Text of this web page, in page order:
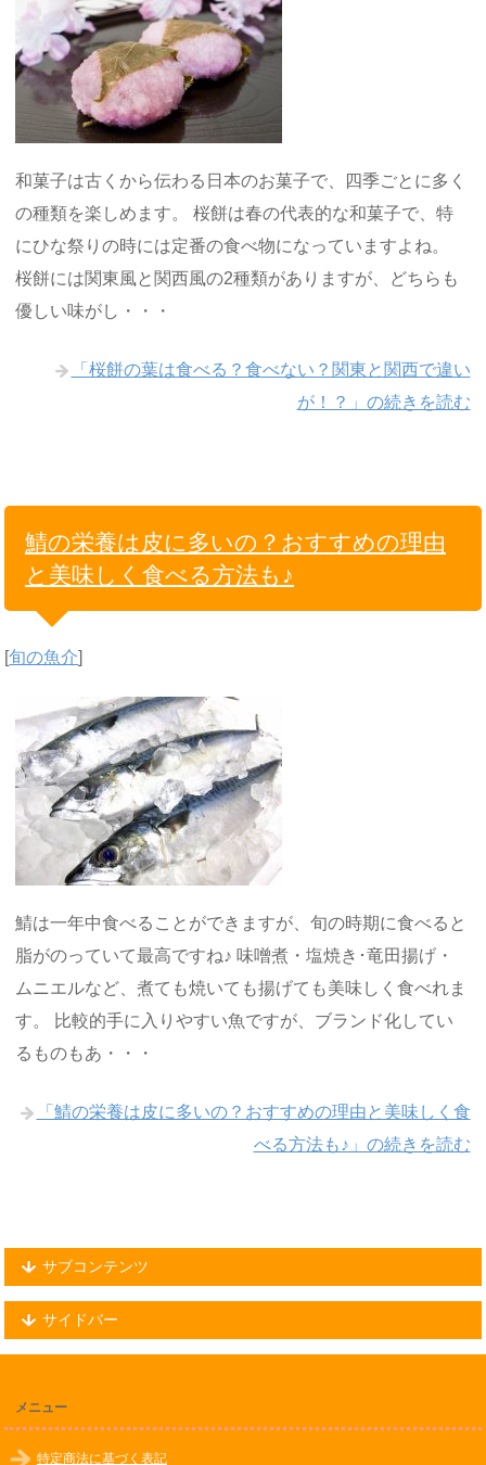
和菓子は古くから伝わる日本のお菓子で、四季ごとに多く
の種類を楽しめます。 桜餅は春の代表的な和菓子で、特
にひな祭りの時には定番の食べ物になっていますよね。
桜餅には関東風と関西風の2種類がありますが、どちらも
優しい味がし・・・
「桜餅の葉は食べる？食べない？関東と関西で違い
が！？」の続きを読む
鯖の栄養は皮に多いの？おすすめの理由
と美味しく食べる方法も♪
[旬の魚介]
鯖は一年中食べることができますが、旬の時期に食べると
脂がのっていて最高ですね♪ 味噌煮・塩焼き･竜田揚げ・
ムニエルなど、煮ても焼いても揚げても美味しく食べれま
す。 比較的手に入りやすい魚ですが、ブランド化してい
るものもあ・・・
「鯖の栄養は皮に多いの？おすすめの理由と美味しく食
べる方法も♪」の続きを読む
サブコンテンツ
サイドバー
メニュー
特定商法に基づく表記